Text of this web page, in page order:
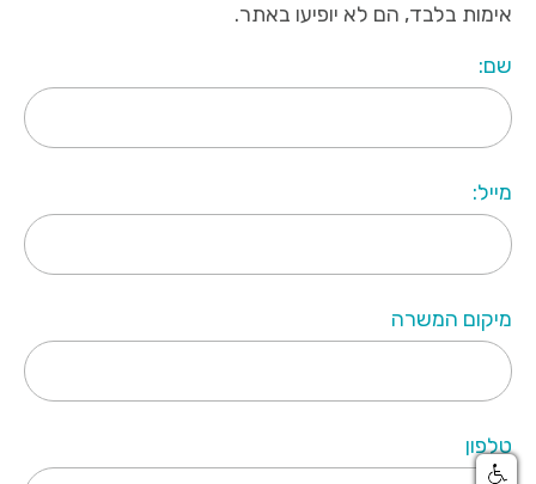
אימות בלבד, הם לא יופיעו באתר.
שם:
מייל:
מיקום המשרה
טלפון